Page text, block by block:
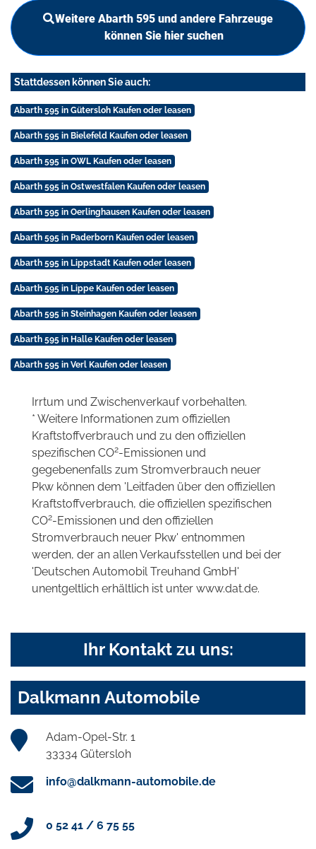
Weitere Abarth 595 und andere Fahrzeuge
können Sie hier suchen
Stattdessen können Sie auch:
Abarth 595 in Gütersloh Kaufen oder leasen
Abarth 595 in Bielefeld Kaufen oder leasen
Abarth 595 in OWL Kaufen oder leasen
Abarth 595 in Ostwestfalen Kaufen oder leasen
Abarth 595 in Oerlinghausen Kaufen oder leasen
Abarth 595 in Paderborn Kaufen oder leasen
Abarth 595 in Lippstadt Kaufen oder leasen
Abarth 595 in Lippe Kaufen oder leasen
Abarth 595 in Steinhagen Kaufen oder leasen
Abarth 595 in Halle Kaufen oder leasen
Abarth 595 in Verl Kaufen oder leasen
Irrtum und Zwischenverkauf vorbehalten.
* Weitere Informationen zum offiziellen
Kraftstoffverbrauch und zu den offiziellen
spezifischen CO2-Emissionen und
gegebenenfalls zum Stromverbrauch neuer
Pkw können dem 'Leitfaden über den offiziellen
Kraftstoffverbrauch, die offiziellen spezifischen
CO2-Emissionen und den offiziellen
Stromverbrauch neuer Pkw' entnommen
werden, der an allen Verkaufsstellen und bei der
'Deutschen Automobil Treuhand GmbH'
unentgeltlich erhältlich ist unter www.dat.de.
Ihr Kontakt zu uns:
Dalkmann Automobile
Adam-Opel-Str. 1
33334 Gütersloh
info@dalkmann-automobile.de
0 52 41 / 6 75 55